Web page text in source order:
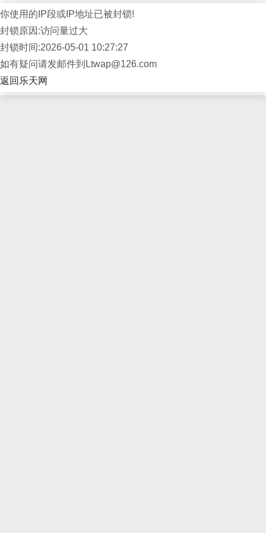
你使用的IP段或IP地址已被封锁!
封锁原因:访问量过大
封锁时间:2026-05-01 10:27:27
如有疑问请发邮件到Ltwap@126.com
返回乐天网